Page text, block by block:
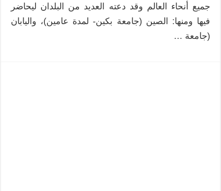
جميع أنحاء العالم وقد دعته العديد من البلدان ليحاضر
فيها ومنها: الصين (جامعة بكين- لمدة عامين)، واليابان
(جامعة …